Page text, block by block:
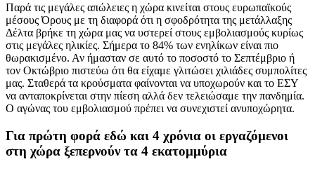
Παρά τις μεγάλες απώλειες η χώρα κινείται στους ευρωπαϊκούς
μέσους Όρους με τη διαφορά ότι η σφοδρότητα της μετάλλαξης
Δέλτα βρήκε τη χώρα μας να υστερεί στους εμβολιασμούς κυρίως
στις μεγάλες ηλικίες. Σήμερα το 84% των ενηλίκων είναι πιο
θωρακισμένο. Αν ήμασταν σε αυτό το ποσοστό το Σεπτέμβριο ή
τον Οκτώβριο πιστεύω ότι θα είχαμε γλιτώσει χιλιάδες συμπολίτες
μας. Σταθερά τα κρούσματα φαίνονται να υποχωρούν και το ΕΣΥ
να ανταποκρίνεται στην πίεση αλλά δεν τελειώσαμε την πανδημία.
Ο αγώνας του εμβολιασμού πρέπει να συνεχιστεί ανυποχώρητα.
Για πρώτη φορά εδώ και 4 χρόνια οι εργαζόμενοι
στη χώρα ξεπερνούν τα 4 εκατομμύρια